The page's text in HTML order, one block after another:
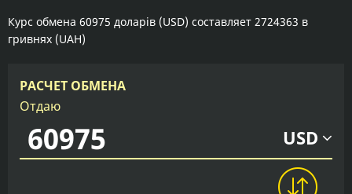
Курс обмена 60975 доларів (USD) составляет 2724363 в
гривнях (UAH)
РАСЧЕТ ОБМЕНА
Отдаю
USD